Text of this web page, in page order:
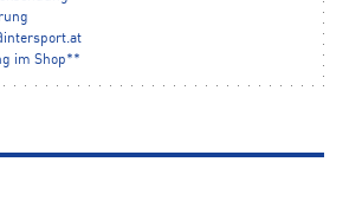
intersport.at
im Shop**